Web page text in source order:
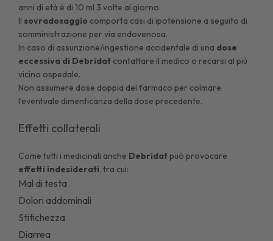
anni di età è di 10 ml 3 volte al giorno.
Il sovradosaggio comporta casi di ipotensione a seguito di
somministrazione per via endovenosa.
In caso di assunzione/ingestione accidentale di una dose
eccessiva di Debridat contattare il medico o recarsi al più
vicino ospedale.
Non assumere dose doppia del farmaco per colmare
l’eventuale dimenticanza della dose precedente.
Effetti collaterali
Come tutti i medicinali anche Debridatpuò provocare
effetti indesiderati, tra cui:
Mal di testa
Dolori addominali
Stitichezza
Diarrea